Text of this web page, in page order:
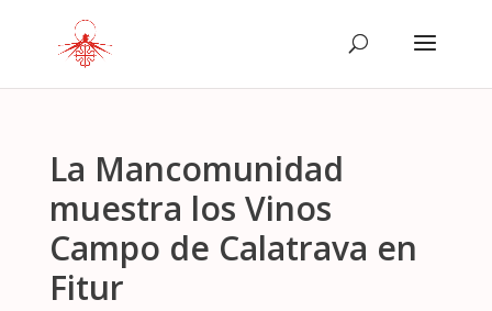
La Mancomunidad
muestra los Vinos
Campo de Calatrava en
Fitur